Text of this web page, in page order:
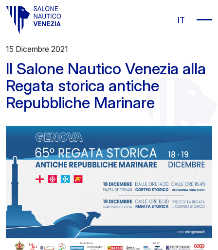
Vai al contenuto principale
IT
15 Dicembre 2021
Il Salone Nautico Venezia alla
Regata storica antiche
Repubbliche Marinare